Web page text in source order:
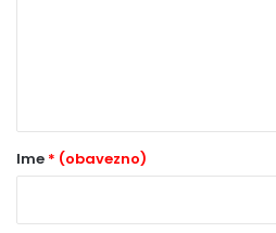
r
Ime * (obavezno)